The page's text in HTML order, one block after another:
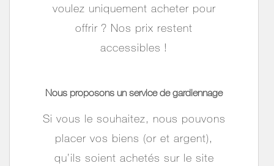
voulez uniquement acheter pour
offrir ? Nos prix restent
accessibles !
Nous proposons un service de gardiennage
Si vous le souhaitez, nous pouvons
placer vos biens (or et argent),
qu’ils soient achetés sur le site